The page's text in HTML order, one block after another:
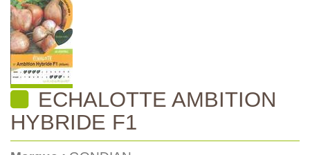
ECHALOTTE AMBITION
HYBRIDE F1